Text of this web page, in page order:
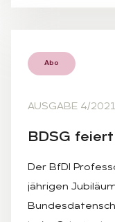
Abo
AUSGABE 4/2021
BDSG
Der BfDI
jährigen